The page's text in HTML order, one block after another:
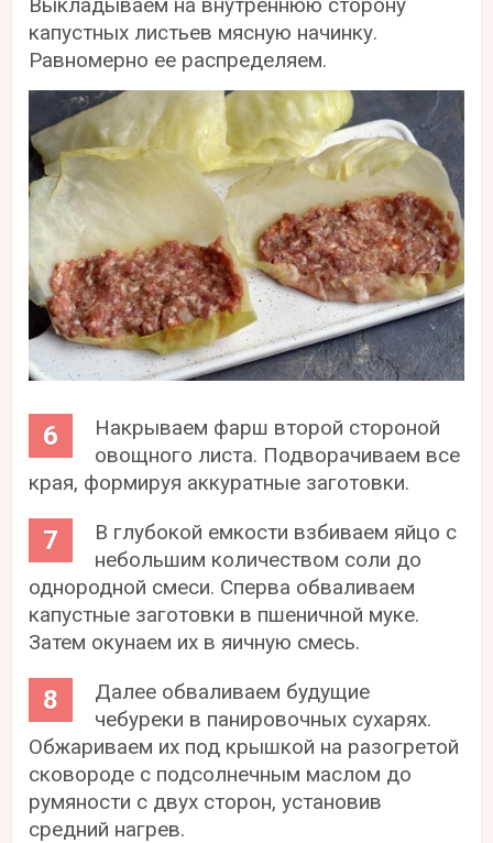
Выкладываем на внутреннюю сторону
капустных листьев мясную начинку.
Равномерно ее распределяем.
Накрываем фарш второй стороной
овощного листа. Подворачиваем все
края, формируя аккуратные заготовки.
В глубокой емкости взбиваем яйцо с
небольшим количеством соли до
однородной смеси. Сперва обваливаем
капустные заготовки в пшеничной муке.
Затем окунаем их в яичную смесь.
Далее обваливаем будущие
чебуреки в панировочных сухарях.
Обжариваем их под крышкой на разогретой
сковороде с подсолнечным маслом до
румяности с двух сторон, установив
средний нагрев.